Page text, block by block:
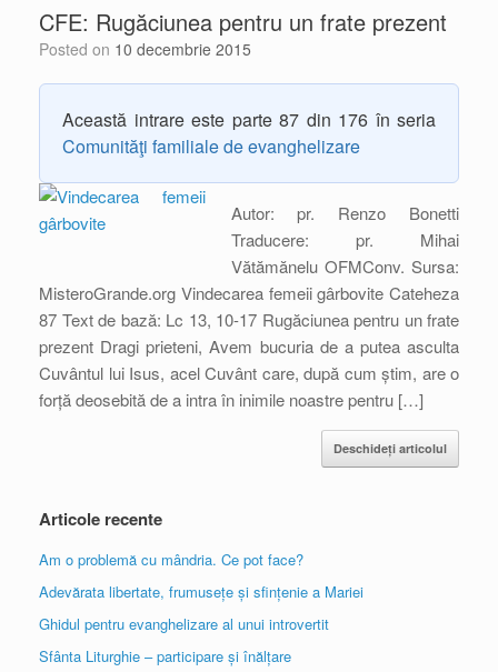
CFE: Rugăciunea pentru un frate prezent
Posted on 10 decembrie 2015
Această intrare este parte 87 din 176 în seria
Comunităţi familiale de evanghelizare
Autor: pr. Renzo Bonetti
Traducere: pr. Mihai
Vătămănelu OFMConv. Sursa:
MisteroGrande.org Vindecarea femeii gârbovite Cateheza
87 Text de bază: Lc 13, 10-17 Rugăciunea pentru un frate
prezent Dragi prieteni, Avem bucuria de a putea asculta
Cuvântul lui Isus, acel Cuvânt care, după cum știm, are o
forță deosebită de a intra în inimile noastre pentru […]
Deschideți articolul
Articole recente
Am o problemă cu mândria. Ce pot face?
Adevărata libertate, frumusețe și sfințenie a Mariei
Ghidul pentru evanghelizare al unui introvertit
Sfânta Liturghie – participare și înălțare